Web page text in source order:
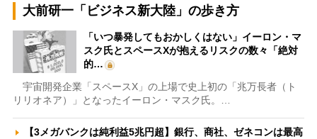
大前研一「ビジネス新大陸」の歩き方
「いつ暴発してもおかしくはない」イーロン・マ
スク氏とスペースXが抱えるリスクの数々「絶対
的…
宇宙開発企業「スペースX」の上場で史上初の「兆万長者（ト
リリオネア）」となったイーロン・マスク氏。…
【3メガバンクは純利益5兆円超】銀行、商社、ゼネコンは最高